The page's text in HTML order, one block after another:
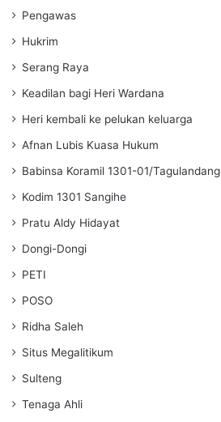
Pengawas
Hukrim
Serang Raya
Keadilan bagi Heri Wardana
Heri kembali ke pelukan keluarga
Afnan Lubis Kuasa Hukum
Babinsa Koramil 1301-01/Tagulandang
Kodim 1301 Sangihe
Pratu Aldy Hidayat
Dongi-Dongi
PETI
POSO
Ridha Saleh
Situs Megalitikum
Sulteng
Tenaga Ahli